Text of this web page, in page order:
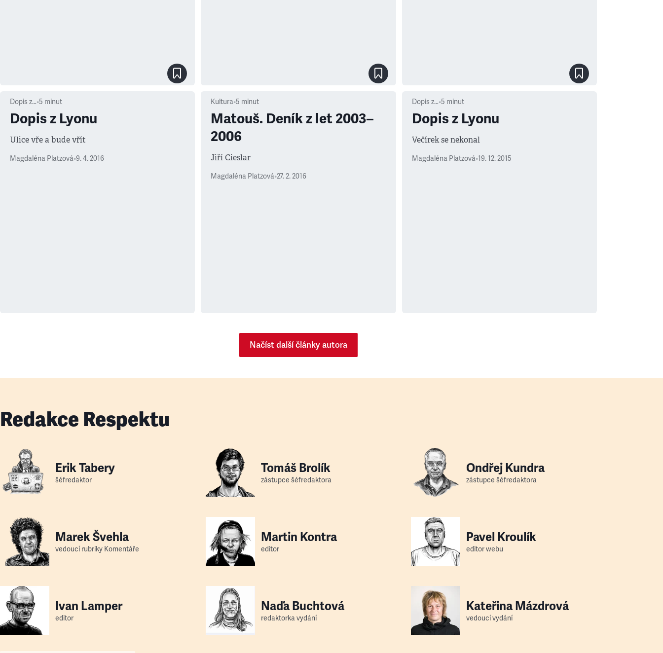
Dopis z…•5 minut
Dopis z Lyonu
Ulice vře a bude vřít
Magdaléna Platzová•9. 4. 2016
Kultura•5 minut
Matouš. Deník z let 2003–
2006
Jiří Cieslar
Magdaléna Platzová•27. 2. 2016
Dopis z…•5 minut
Dopis z Lyonu
Večírek se nekonal
Magdaléna Platzová•19. 12. 2015
Načíst další články autora
Redakce Respektu
Erik Tabery
šéfredaktor
Tomáš Brolík
zástupce šéfredaktora
Ondřej Kundra
zástupce šéfredaktora
Marek Švehla
vedoucí rubriky Komentáře
Martin Kontra
editor
Pavel Kroulík
editor webu
Ivan Lamper
editor
Naďa Buchtová
redaktorka vydání
Kateřina Mázdrová
vedoucí vydání